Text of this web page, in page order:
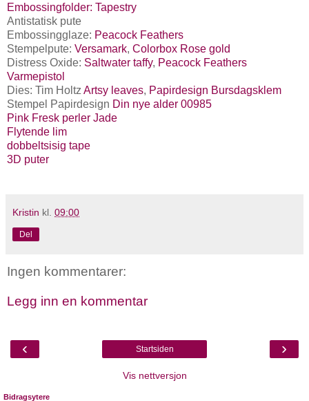
Embossingfolder: Tapestry
Antistatisk pute
Embossingglaze: Peacock Feathers
Stempelpute: Versamark, Colorbox Rose gold
Distress Oxide: Saltwater taffy, Peacock Feathers
Varmepistol
Dies: Tim Holtz Artsy leaves, Papirdesign Bursdagsklem
Stempel Papirdesign Din nye alder 00985
Pink Fresk perler Jade
Flytende lim
dobbeltsisig tape
3D puter
Kristin kl. 09:00
Del
Ingen kommentarer:
Legg inn en kommentar
‹ ›
Startsiden
Vis nettversjon
Bidragsytere